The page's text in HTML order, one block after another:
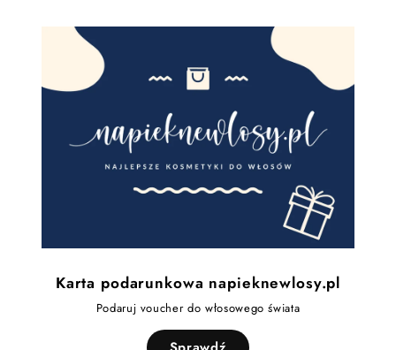
Karta podarunkowa napieknewlosy.pl
Podaruj voucher do włosowego świata